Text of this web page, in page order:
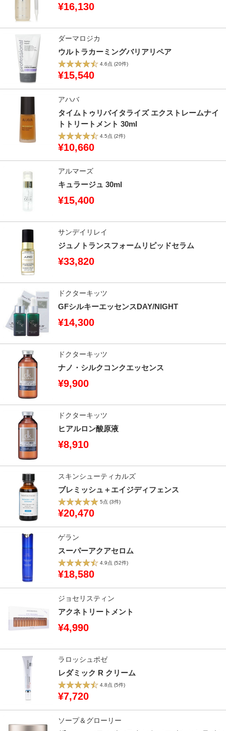
¥16,130
ダーマロジカ
ウルトラカーミングバリアリペア
4.6点 (20件)
¥15,540
アハバ
タイムトゥリバイタライズ エクストレームナイ
トトリートメント 30ml
4.5点 (2件)
¥10,660
アルマーズ
キュラージュ 30ml
¥15,400
サンデイリレイ
ジュノトランスフォームリピッドセラム
¥33,820
ドクターキッツ
GFシルキーエッセンスDAY/NIGHT
¥14,300
ドクターキッツ
ナノ・シルクコンクエッセンス
¥9,900
ドクターキッツ
ヒアルロン酸原液
¥8,910
スキンシューティカルズ
ブレミッシュ＋エイジディフェンス
5点 (3件)
¥20,470
ゲラン
スーパーアクアセロム
4.9点 (52件)
¥18,580
ジョセリスティン
アクネトリートメント
¥4,990
ラロッシュポゼ
レダミック R クリーム
4.8点 (5件)
¥7,720
ソープ＆グローリー